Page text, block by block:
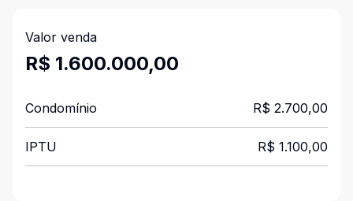
Valor venda
R$ 1.600.000,00
Condomínio R$ 2.700,00
IPTU R$ 1.100,00